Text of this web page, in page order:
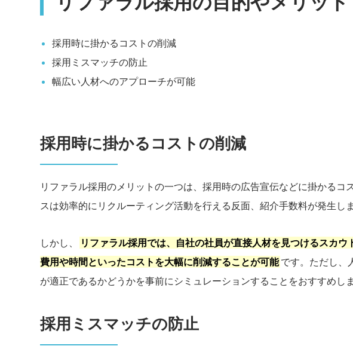
採用時に掛かるコストの削減
採用ミスマッチの防止
幅広い人材へのアプローチが可能
採用時に掛かるコストの削減
リファラル採用のメリットの一つは、採用時の広告宣伝などに掛かる
スは効率的にリクルーティング活動を行える反面、紹介手数料が発生しま
しかし、
リファラル採用では、自社の社員が直接人材を見つけるスカ
費用や時間といったコストを大幅に削減することが可能 です。ただし、
が適正であるかどうかを事前にシミュレーションすることをおすすめしま
採用ミスマッチの防止